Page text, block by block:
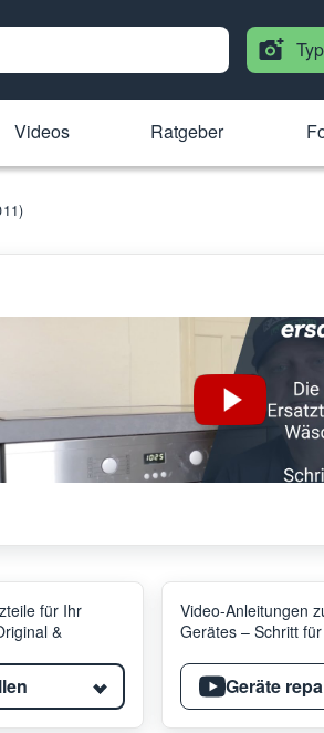
Videos Ratgeber
für Ihr
&
Video-Anleitungen
Gerätes – Schritt
Geräte